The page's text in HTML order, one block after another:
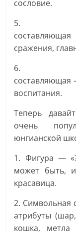
сословие.
5.
сражения,
6.
составляющая
воспитания.
Теперь
очень
юнгианской
1. Фигура —
может быть,
красавица.
2. Символьная
атрибуты
кошка, метла